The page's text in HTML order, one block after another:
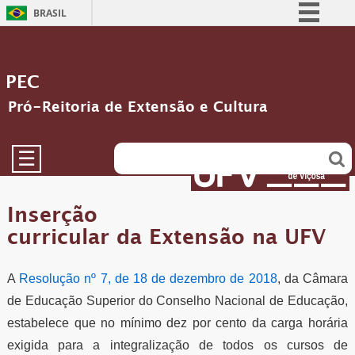
BRASIL
Acesso à informação
Legislação
PEC
Pró-Reitoria de Extensão e Cultura
☰
Inserção
curricular da Extensão na UFV
A Resolução nº 7, de 18 de dezembro de 2018, da Câmara
de Educação Superior do Conselho Nacional de Educação,
estabelece que no mínimo dez por cento da carga horária
exigida para a integralização de todos os cursos de